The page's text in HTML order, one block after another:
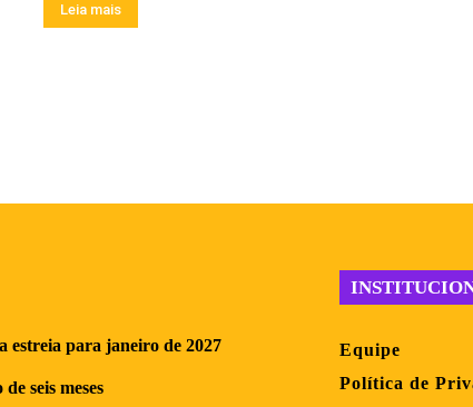
Leia mais
para janeiro de 2027
seis meses
Equipe
Política de